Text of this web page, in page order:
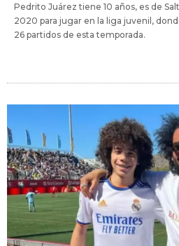
Pedrito Juárez tiene 10 años, es de
2020 para jugar en la liga juvenil,
26 partidos de esta temporada.